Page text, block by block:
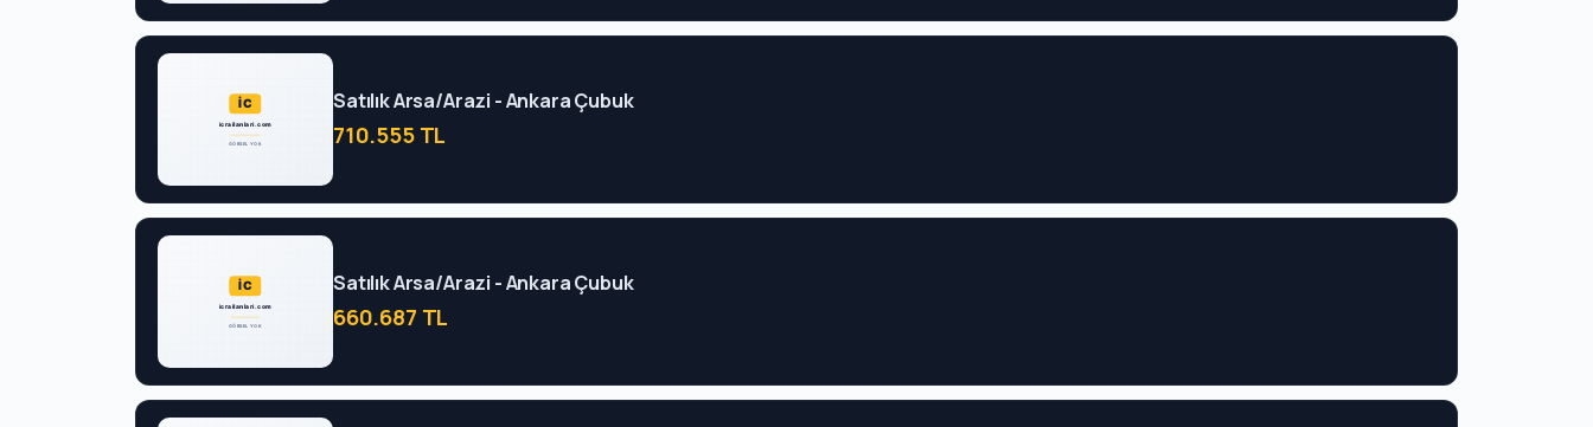
Satılık Arsa/Arazi - Ankara Çubuk
710.555 TL
Satılık Arsa/Arazi - Ankara Çubuk
660.687 TL